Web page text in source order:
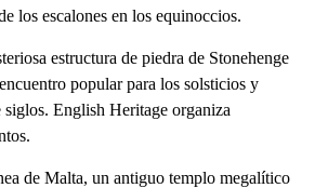
los escalones en los equinoccios.
estructura de piedra de Stonehenge
popular para los solsticios y
siglos. English Heritage organiza
de Malta, un antiguo templo megalítico